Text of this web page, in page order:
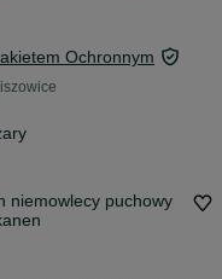
Ochronnym
niemowlecy puchowy